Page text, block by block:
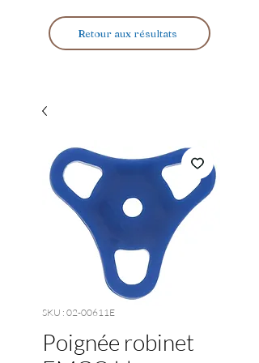
Retour aux résultats
SKU : 02-00611E
Poignée robinet